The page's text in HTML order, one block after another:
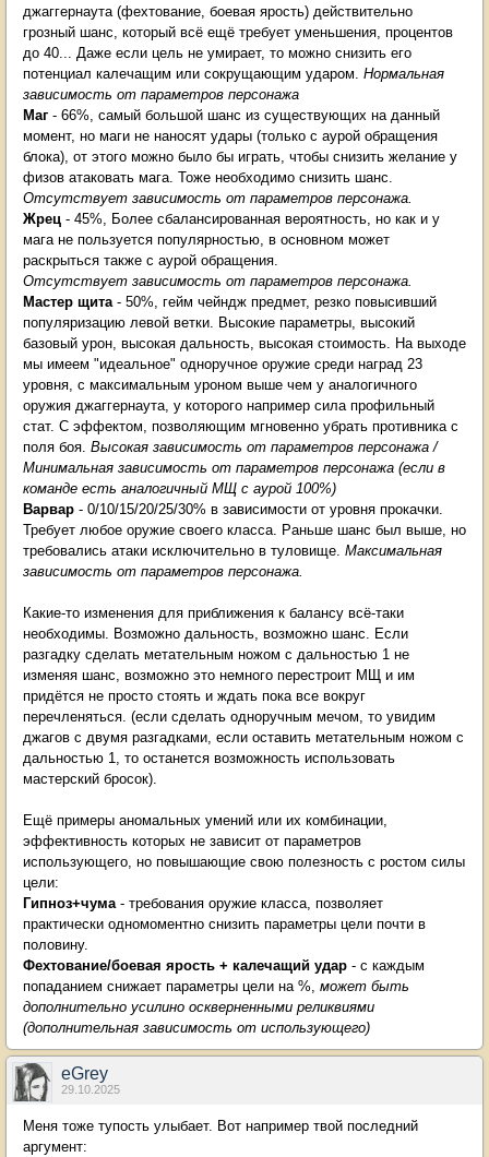
джаггернаута (фехтование, боевая ярость) действительно
грозный шанс, который всё ещё требует уменьшения, процентов
до 40... Даже если цель не умирает, то можно снизить его
потенциал калечащим или сокрущающим ударом. Нормальная
зависимость от параметров персонажа
Маг - 66%, самый большой шанс из существующих на данный
момент, но маги не наносят удары (только с аурой обращения
блока), от этого можно было бы играть, чтобы снизить желание у
физов атаковать мага. Тоже необходимо снизить шанс.
Отсутствует зависимость от параметров персонажа.
Жрец - 45%, Более сбалансированная вероятность, но как и у
мага не пользуется популярностью, в основном может
раскрыться также с аурой обращения.
Отсутствует зависимость от параметров персонажа.
Мастер щита- 50%, гейм чейндж предмет, резко повысивший
популяризацию левой ветки. Высокие параметры, высокий
базовый урон, высокая дальность, высокая стоимость. На выходе
мы имеем "идеальное" одноручное оружие среди наград 23
уровня, с максимальным уроном выше чем у аналогичного
оружия джаггернаута, у которого например сила профильный
стат. С эффектом, позволяющим мгновенно убрать противника с
поля боя. Высокая зависимость от параметров персонажа /
Минимальная зависимость от параметров персонажа (если в
команде есть аналогичный МЩ с аурой 100%)
Варвар - 0/10/15/20/25/30% в зависимости от уровня прокачки.
Требует любое оружие своего класса. Раньше шанс был выше, но
требовались атаки исключительно в туловище. Максимальная
зависимость от параметров персонажа.
Какие-то изменения для приближения к балансу всё-таки
необходимы. Возможно дальность, возможно шанс. Если
разгадку сделать метательным ножом с дальностью 1 не
изменяя шанс, возможно это немного перестроит МЩ и им
придётся не просто стоять и ждать пока все вокруг
перечленяться. (если сделать одноручным мечом, то увидим
джагов с двумя разгадками, если оставить метательным ножом с
дальностью 1, то останется возможность использовать
мастерский бросок).
Ещё примеры аномальных умений или их комбинации,
эффективность которых не зависит от параметров
использующего, но повышающие свою полезность с ростом силы
цели:
Гипноз+чума - требования оружие класса, позволяет
практически одномоментно снизить параметры цели почти в
половину.
Фехтование/боевая ярость + калечащий удар - с каждым
попаданием снижает параметры цели на %, может быть
дополнительно усилино оскверненными реликвиями
(дополнительная зависимость от использующего)
eGrey
29.10.2025
Меня тоже тупость улыбает. Вот например твой последний
аргумент: